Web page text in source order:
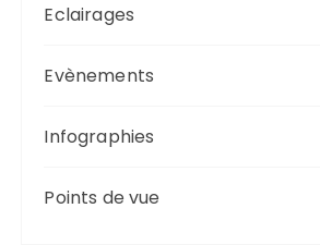
Eclairages
Evènements
Infographies
Points de vue